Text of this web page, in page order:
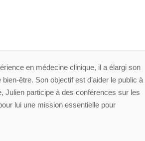
en médecine clinique, il a élargi son
être. Son objectif est d’aider le public à
Julien participe à des conférences sur les
lui une mission essentielle pour